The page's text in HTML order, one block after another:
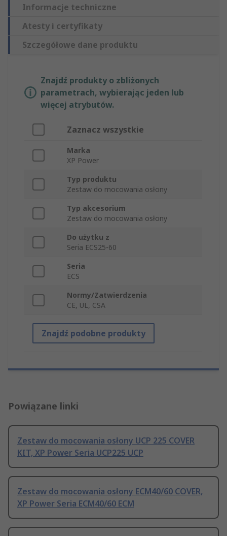
Informacje techniczne
Atesty i certyfikaty
Szczegółowe dane produktu
Znajdź produkty o zbliżonych
parametrach, wybierając jeden lub
więcej atrybutów.
Zaznacz wszystkie
Marka
XP Power
Typ produktu
Zestaw do mocowania osłony
Typ akcesorium
Zestaw do mocowania osłony
Do użytku z
Seria ECS25-60
Seria
ECS
Normy/Zatwierdzenia
CE, UL, CSA
Znajdź podobne produkty
Powiązane linki
Zestaw do mocowania osłony UCP 225 COVER
KIT, XP Power Seria UCP225 UCP
Zestaw do mocowania osłony ECM40/60 COVER,
XP Power Seria ECM40/60 ECM